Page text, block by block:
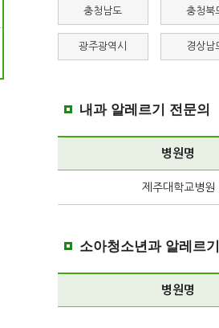
충청남도 충청북
광주광역시 경상남
내과 알레르기 전문의
병원명
제주대학교병원
소아청소년과 알레르
병원명